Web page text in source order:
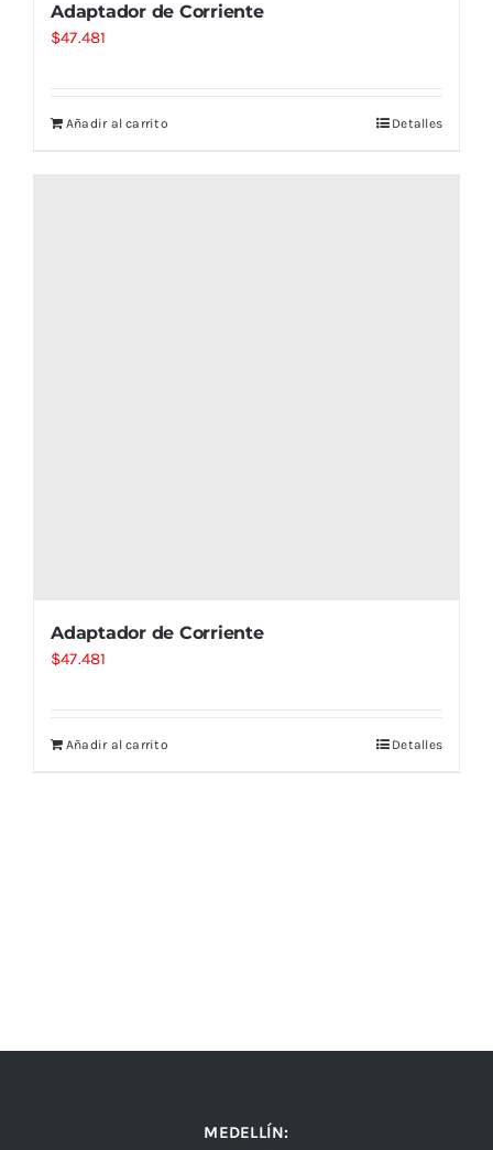
Adaptador de Corriente
$47.481
Añadir al carrito Detalles
Adaptador de Corriente
$47.481
Añadir al carrito Detalles
MEDELLÍN: